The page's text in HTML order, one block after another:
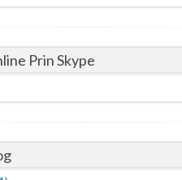
Mehedinti
Olt
Prin Skype